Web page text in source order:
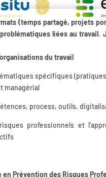
(temps partagé, projets
liées au travail.
du travail
spécifiques
managérial
process, outils,
professionnels et
en Prévention des Risques